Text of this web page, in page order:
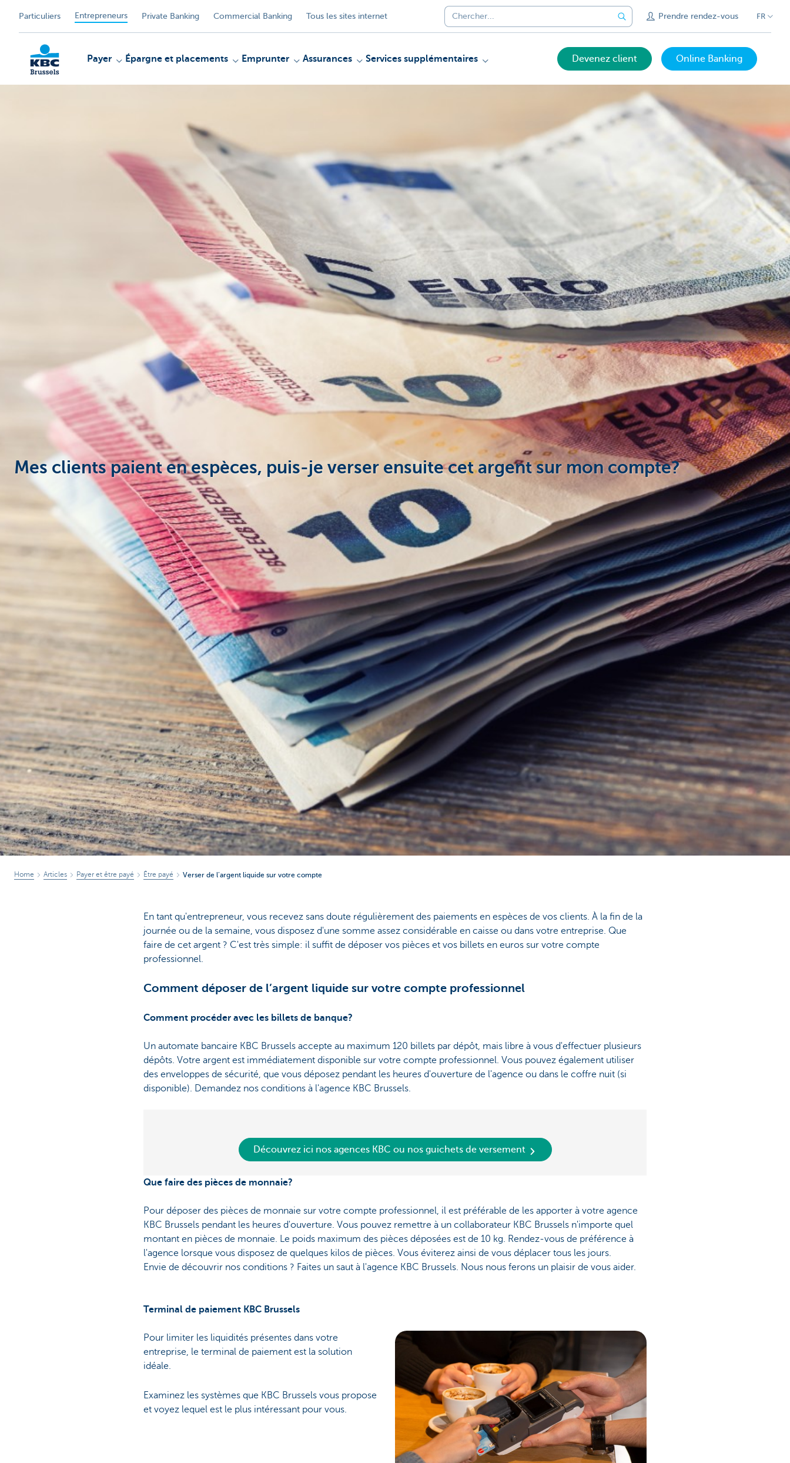
Particuliers Entrepreneurs Private Banking Commercial Banking Tous les sites internet Prendre rendez-vous FR
Payer Épargne et placements Emprunter Assurances Services supplémentaires Devenez client Online Banking
Mes clients paient en espèces, puis-je verser ensuite cet argent sur mon compte?
Home Articles Payer et être payé Être payé Verser de l’argent liquide sur votre compte
En tant qu'entrepreneur, vous recevez sans doute régulièrement des paiements en espèces de vos clients. À la fin de la
journée ou de la semaine, vous disposez d'une somme assez considérable en caisse ou dans votre entreprise. Que
faire de cet argent ? C'est très simple: il suffit de déposer vos pièces et vos billets en euros sur votre compte
professionnel.
Comment déposer de l’argent liquide sur votre compte professionnel
Comment procéder avec les billets de banque?
Un automate bancaire KBC Brussels accepte au maximum 120 billets par dépôt, mais libre à vous d'effectuer plusieurs
dépôts. Votre argent est immédiatement disponible sur votre compte professionnel. Vous pouvez également utiliser
des enveloppes de sécurité, que vous déposez pendant les heures d'ouverture de l'agence ou dans le coffre nuit (si
disponible). Demandez nos conditions à l'agence KBC Brussels.
Découvrez ici nos agences KBC ou nos guichets de versement
Que faire des pièces de monnaie?
Pour déposer des pièces de monnaie sur votre compte professionnel, il est préférable de les apporter à votre agence
KBC Brussels pendant les heures d'ouverture. Vous pouvez remettre à un collaborateur KBC Brussels n'importe quel
montant en pièces de monnaie. Le poids maximum des pièces déposées est de 10 kg. Rendez-vous de préférence à
l'agence lorsque vous disposez de quelques kilos de pièces. Vous éviterez ainsi de vous déplacer tous les jours.
Envie de découvrir nos conditions ? Faites un saut à l'agence KBC Brussels. Nous nous ferons un plaisir de vous aider.
Terminal de paiement KBC Brussels
Pour limiter les liquidités présentes dans votre
entreprise, le terminal de paiement est la solution
idéale.
Examinez les systèmes que KBC Brussels vous propose
et voyez lequel est le plus intéressant pour vous.